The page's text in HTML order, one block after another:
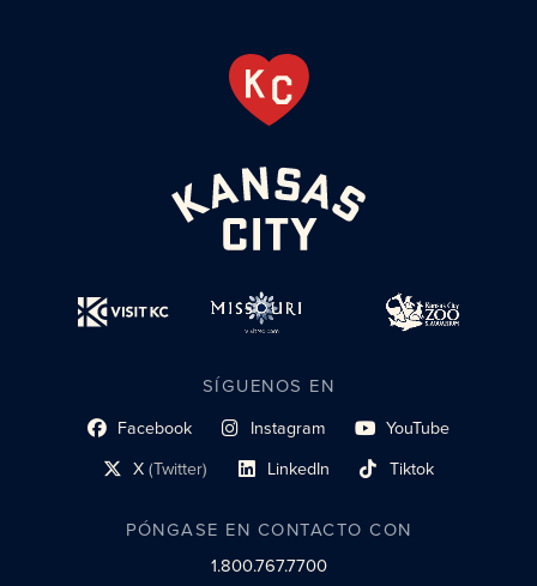
SÍGUENOS EN
Facebook
enlace al perfil social Instagram
enlace de perfil social YouTube
enlace de perfil social
X(Twitter)
enlace al perfil social LinkedIn
enlace al perfil social Tiktok
enlace al perfil social
PÓNGASE EN CONTACTO CON
1.800.767.7700